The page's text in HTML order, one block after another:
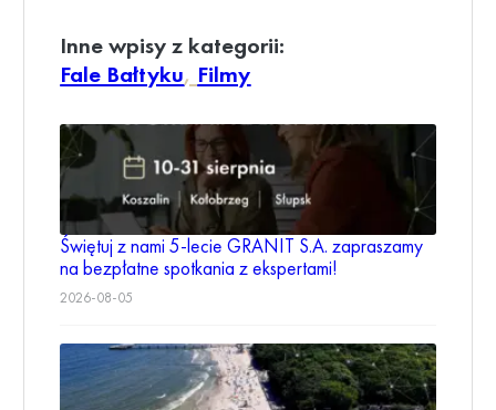
Inne wpisy z kategorii:
Fale Bałtyku, Filmy
Świętuj z nami 5-lecie GRANIT S.A. zapraszamy
na bezpłatne spotkania z ekspertami!
2026-08-05